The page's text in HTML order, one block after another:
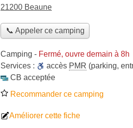
21200 Beaune
📞 Appeler ce camping
Camping - Fermé, ouvre demain à 8h
Services :
accès PMR (parking,
CB acceptée
Recommander ce camping
Améliorer cette fiche